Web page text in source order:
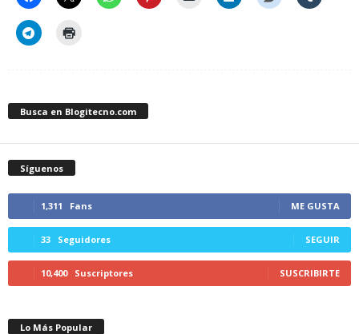
Busca en Blogitecno.com
Síguenos
1,311 Fans ME GUSTA
33 Seguidores SEGUIR
10,400 Suscriptores SUSCRIBIRTE
Lo Más Popular